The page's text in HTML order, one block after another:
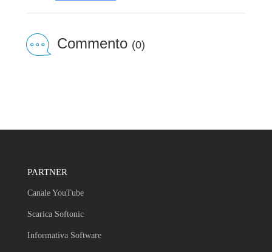
Commento (0)
PARTNER
Canale YouTube
Scarica Softonic
Informativa Software